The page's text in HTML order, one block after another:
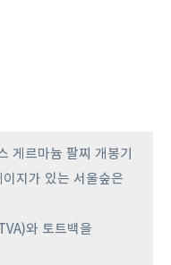
게르마늄 팔찌 개봉기
지가 있는 서울숲은
와 토트백을